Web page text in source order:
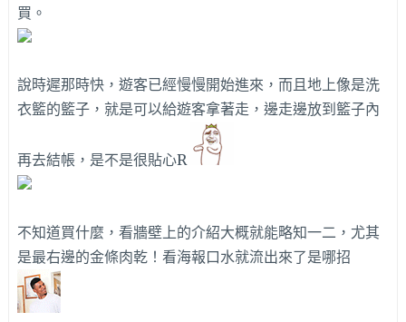
買。
說時遲那時快，遊客已經慢慢開始進來，而且地上像是洗
衣籃的籃子，就是可以給遊客拿著走，邊走邊放到籃子內
再去結帳，是不是很貼心R
不知道買什麼，看牆壁上的介紹大概就能略知一二，尤其
是最右邊的金條肉乾！看海報口水就流出來了是哪招